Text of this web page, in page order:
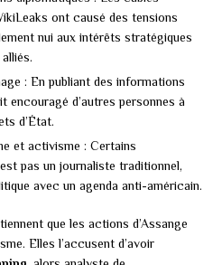
ont causé des tensions
nui aux intérêts stratégiques
: En publiant des informations
encouragé d’autres personnes à
d’État.
et activisme : Certains
pas un journaliste traditionnel,
avec un agenda anti-américain.
que les actions d’Assange
Elles l’accusent d’avoir